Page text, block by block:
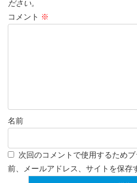
ださい。
コメント ※
名前
次回のコメントで使用するため
前、メールアドレス、サイトを保存